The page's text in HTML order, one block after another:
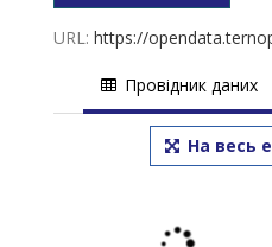
URL: https://opendata.ternopilcity.gov.ua/dataset/22ebc9c8-a743-44e2-bb13-
Провідник даних
На весь